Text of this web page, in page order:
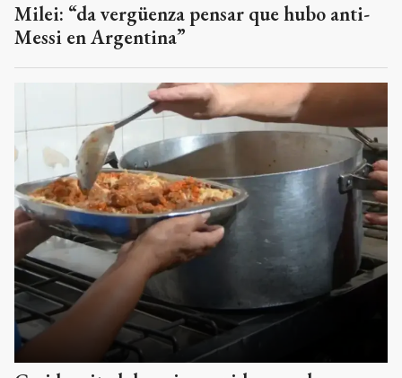
Milei: “da vergüenza pensar que hubo anti-
Messi en Argentina”